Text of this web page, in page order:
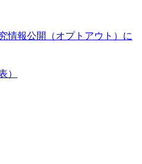
情報公開（オプトアウト）に
）